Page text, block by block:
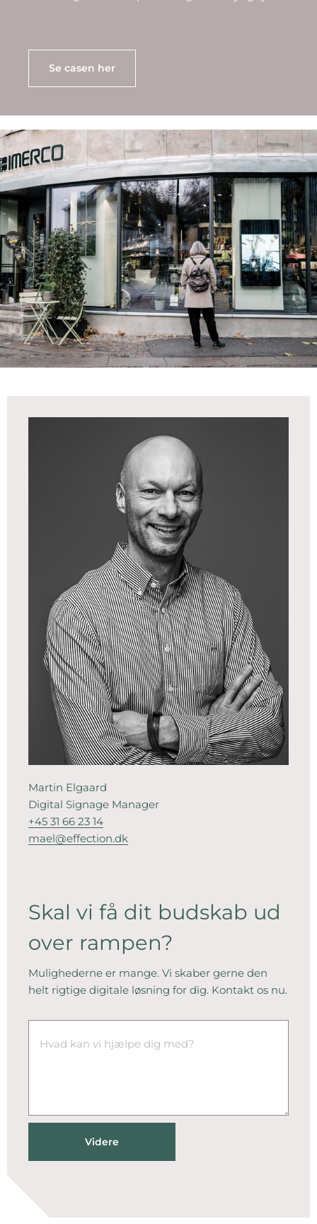
Se casen her
Martin Elgaard
Digital Signage Manager
+45 31 66 23 14
mael@effection.dk
Skal vi få dit budskab ud
over rampen?
Mulighederne er mange. Vi skaber gerne den
helt rigtige digitale løsning for dig. Kontakt os nu.
Videre